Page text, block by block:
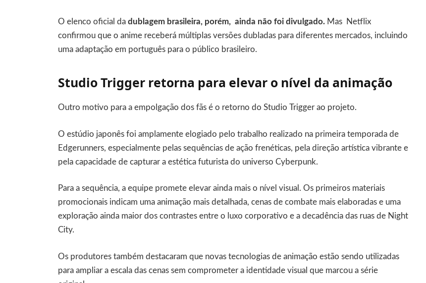
O elenco oficial dadublagem brasileira, porém, ainda não foi divulgado. Mas Netflix
confirmou que o anime receberá múltiplas versões dubladas para diferentes mercados, incluindo
uma adaptação em português para o público brasileiro.
Studio Trigger retorna para elevar o nível da animação
Outro motivo para a empolgação dos fãs é o retorno do Studio Trigger ao projeto.
O estúdio japonês foi amplamente elogiado pelo trabalho realizado na primeira temporada de
Edgerunners, especialmente pelas sequências de ação frenéticas, pela direção artística vibrante e
pela capacidade de capturar a estética futurista do universo Cyberpunk.
Para a sequência, a equipe promete elevar ainda mais o nível visual. Os primeiros materiais
promocionais indicam uma animação mais detalhada, cenas de combate mais elaboradas e uma
exploração ainda maior dos contrastes entre o luxo corporativo e a decadência das ruas de Night
City.
Os produtores também destacaram que novas tecnologias de animação estão sendo utilizadas
para ampliar a escala das cenas sem comprometer a identidade visual que marcou a série